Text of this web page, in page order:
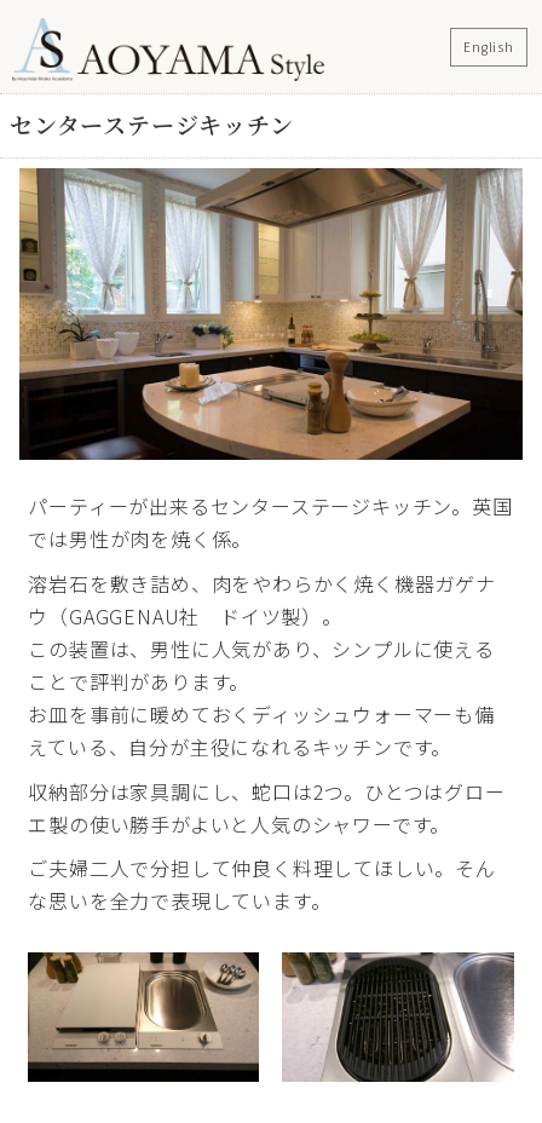
English
センターステージキッチン
パーティーが出来るセンターステージキッチン。英国
では男性が肉を焼く係。
溶岩石を敷き詰め、肉をやわらかく焼く機器ガゲナ
ウ（GAGGENAU社 ドイツ製）。
この装置は、男性に人気があり、シンプルに使える
ことで評判があります。
お皿を事前に暖めておくディッシュウォーマーも備
えている、自分が主役になれるキッチンです。
収納部分は家具調にし、蛇口は2つ。ひとつはグロー
エ製の使い勝手がよいと人気のシャワーです。
ご夫婦二人で分担して仲良く料理してほしい。そん
な思いを全力で表現しています。